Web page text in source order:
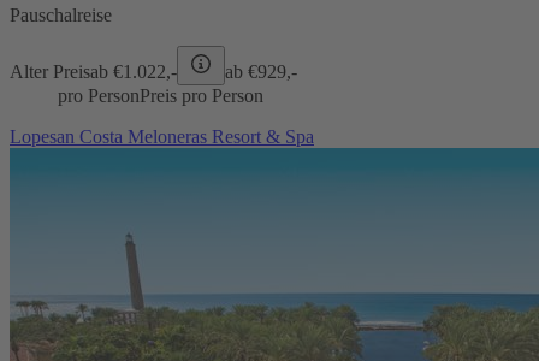
Pauschalreise
Alter Preisab €1.022,- ab €929,-
pro PersonPreis pro Person
Lopesan Costa Meloneras Resort & Spa